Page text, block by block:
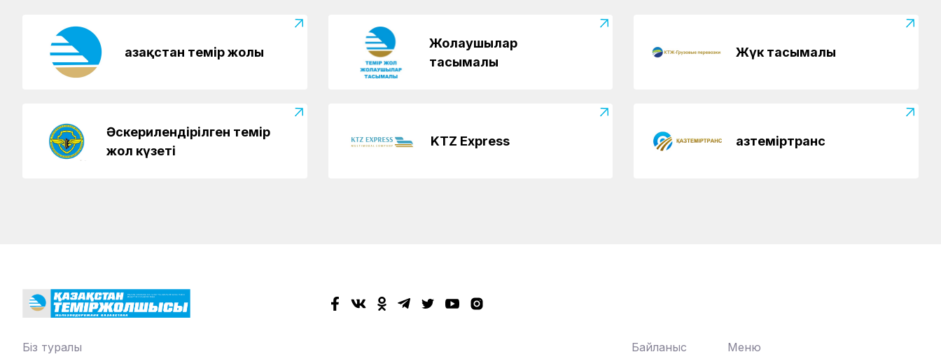
Қазақстан темір жолы
Жолаушылар
тасымалы
Жүк тасымалы
Әскерилендірілген темір
жол күзеті
KTZ Express Қазтеміртранс
Біз туралы
Байланыс
Меню